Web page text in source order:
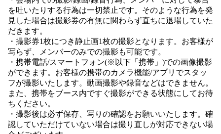
を吐いたりする行為は一切禁止です。そのような行為を発
見した場合は撮影券の有無に関わらず直ちに退場していた
だきます。
・撮影券1枚につき静止画1枚の撮影となります。お客様が
写らず、メンバーのみでの撮影も可能です。
・携帯電話/スマートフォン(※以下「携帯」)での画像撮影
ができます。お客様の携帯のカメラ機能/アプリでスタッ
フが撮影いたします。動画撮影や録音などはできません。
また、携帯をブース内ですぐ撮影ができる状態にしてお待
ちください。
・撮影後は必ず保存、写りの確認をお願いいたします。確
認していただけていない場合は撮り直しが対応できない場